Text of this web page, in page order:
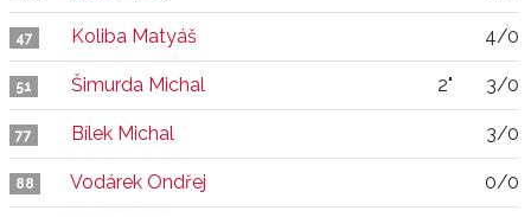
47 Koliba Matyáš 4/0
51 Šimurda Michal 2" 3/0
77 Bílek Michal 3/0
88 Vodárek Ondřej 0/0